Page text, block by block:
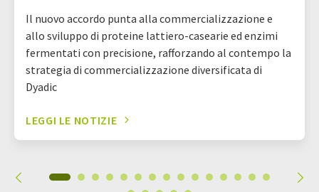
Il nuovo accordo punta alla commercializzazione e
allo sviluppo di proteine lattiero-casearie ed enzimi
fermentati con precisione, rafforzando al contempo la
strategia di commercializzazione diversificata di
Dyadic
LEGGI LE NOTIZIE